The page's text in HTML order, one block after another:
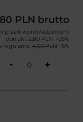
PLN brutto
przed wprowadzeniem
obniżki: 2,80 PLN +35%
regularna: 4,00 PLN -5%
- +